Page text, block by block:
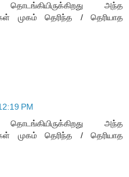
அந்த
முகம் தெரிந்த / தெரியாத
PM
அந்த
முகம் தெரிந்த / தெரியாத